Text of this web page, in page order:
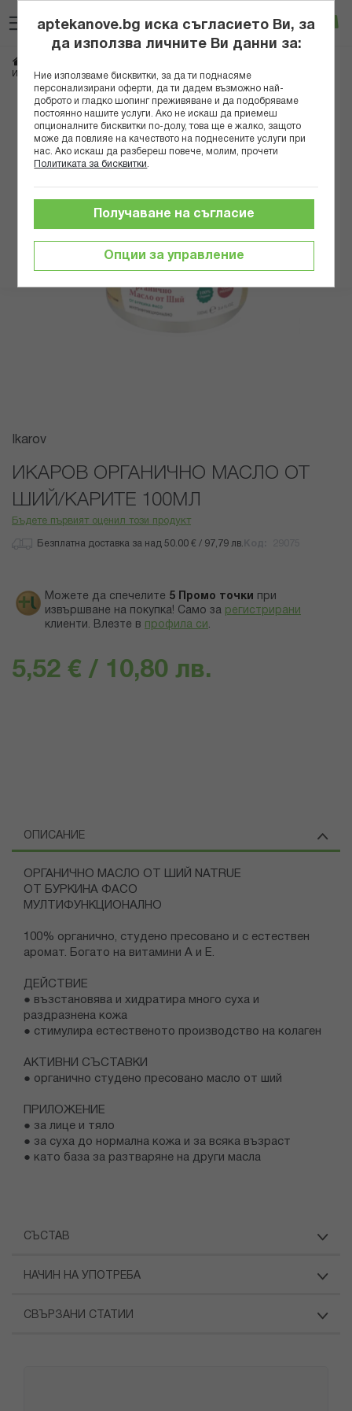
към
съдържанието
Вход
ИКАРОВ ОРГАНИЧНО МАСЛО ОТ ШИЙ/КАРИТЕ 100МЛ
Преминете
края
Преминете
началото
галерия
със
Ikarov
ИКАРОВ ОРГАНИЧНО МАСЛО ОТ
ШИЙ/КАРИТЕ 100МЛ
Бъдете първият оценил този продукт
Безплатна доставка за над 50.00 € / 97,79 лв.
Можете да спечелите 5 Промо точки
при
извършване на покупка! Само за регистрирани
клиенти. Влезте в профила си .
5,52 € / 10,80 лв.
ОПИСАНИЕ
OРГАНИЧНО МАСЛО ОТ ШИЙ NATRUE
ОТ БУРКИНА ФАСО
МУЛТИФУНКЦИОНАЛНО
100% органично, студено пресовано и с естествен
аромат. Богато на витамини А и Е.
ДЕЙСТВИЕ
● възстановява и хидратира много суха и
раздразнена кожа
● стимулира естественото производство на колаген
АКТИВНИ СЪСТАВКИ
● органично студено пресовано масло от ший
ПРИЛОЖЕНИЕ
● за лице и тяло
● за суха до нормална кожа и за всяка възраст
● като база за разтваряне на други масла
СЪСТАВ
НАЧИН НА УПОТРЕБА
СВЪРЗАНИ СТАТИИ
aptekanove.bg иска съгласието Ви, за
да използва личните Ви данни за:
Ние използваме бисквитки, за да ти поднасяме
персонализирани оферти, да ти дадем възможно най-
доброто и гладко шопинг преживяване и да подобряваме
постоянно нашите услуги. Ако не искаш да приемеш
опционалните бисквитки по-долу, това ще е жалко, защото
може да повлияе на качеството на поднесените услуги при
нас. Ако искаш да разбереш повече, молим, прочети
Политиката за бисквитки
Опции за управление
Получаване на съгласие